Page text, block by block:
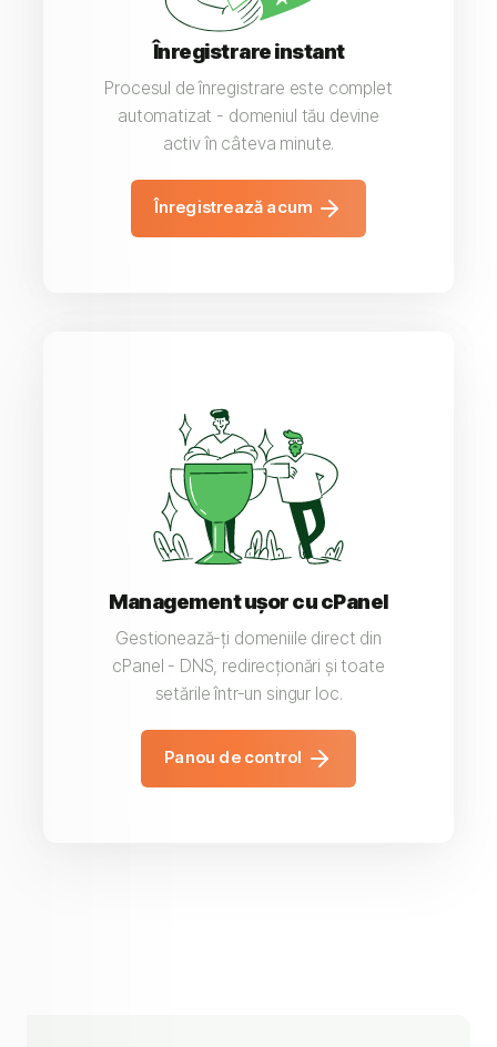
Înregistrare instant
Procesul de înregistrare este complet
automatizat - domeniul tău devine
activ în câteva minute.
Înregistrează acum
Management ușor cu cPanel
Gestionează-ți domeniile direct din
cPanel - DNS, redirecționări și toate
setările într-un singur loc.
Panou de control